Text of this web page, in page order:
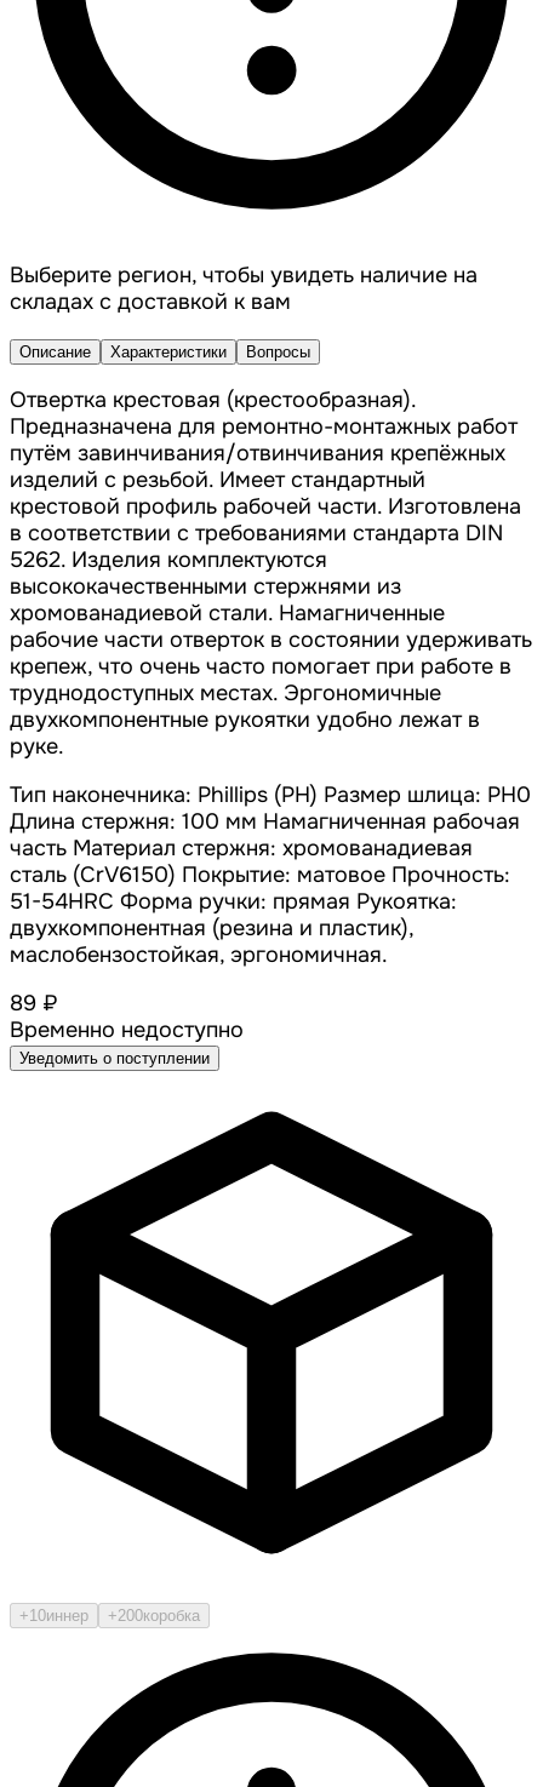
Выберите регион, чтобы увидеть наличие на
складах с доставкой к вам
Описание Характеристики Вопросы
Отвертка крестовая (крестообразная).
Предназначена для ремонтно-монтажных работ
путём завинчивания/отвинчивания крепёжных
изделий с резьбой. Имеет стандартный
крестовой профиль рабочей части. Изготовлена
в соответствии с требованиями стандарта DIN
5262. Изделия комплектуются
высококачественными стержнями из
хромованадиевой стали. Намагниченные
рабочие части отверток в состоянии удерживать
крепеж, что очень часто помогает при работе в
труднодоступных местах. Эргономичные
двухкомпонентные рукоятки удобно лежат в
руке.
Тип наконечника: Phillips (PH) Размер шлица: PH0
Длина стержня: 100 мм Намагниченная рабочая
часть Материал стержня: хромованадиевая
сталь (CrV6150) Покрытие: матовое Прочность:
51-54HRC Форма ручки: прямая Рукоятка:
двухкомпонентная (резина и пластик),
маслобензостойкая, эргономичная.
89 ₽
Временно недоступно
Уведомить о поступлении
+10иннер +200коробка